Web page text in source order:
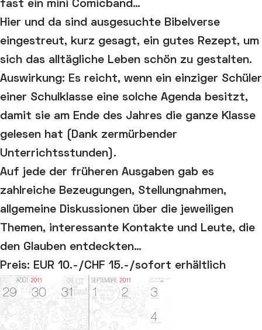
fast ein mini Comicband…
Hier und da sind ausgesuchte Bibelverse
eingestreut, kurz gesagt, ein gutes Rezept, um
sich das alltägliche Leben schön zu gestalten.
Auswirkung: Es reicht, wenn ein einziger Schüler
einer Schulklasse eine solche Agenda besitzt,
damit sie am Ende des Jahres die ganze Klasse
gelesen hat (Dank zermürbender
Unterrichtsstunden).
Auf jede der früheren Ausgaben gab es
zahlreiche Bezeugungen, Stellungnahmen,
allgemeine Diskussionen über die jeweiligen
Themen, interessante Kontakte und Leute, die
den Glauben entdeckten…
Preis: EUR 10.-/CHF 15.-/sofort erhältlich